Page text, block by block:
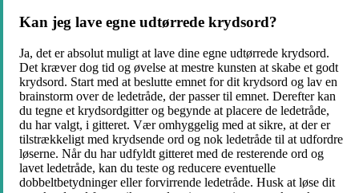
Kan jeg lave egne udtørrede krydsord?
Ja, det er absolut muligt at lave dine egne udtørrede krydsord.
Det kræver dog tid og øvelse at mestre kunsten at skabe et godt
krydsord. Start med at beslutte emnet for dit krydsord og lav en
brainstorm over de ledetråde, der passer til emnet. Derefter kan
du tegne et krydsordgitter og begynde at placere de ledetråde,
du har valgt, i gitteret. Vær omhyggelig med at sikre, at der er
tilstrækkeligt med krydsende ord og nok ledetråde til at udfordre
løserne. Når du har udfyldt gitteret med de resterende ord og
lavet ledetråde, kan du teste og reducere eventuelle
dobbeltbetydninger eller forvirrende ledetråde. Husk at løse dit